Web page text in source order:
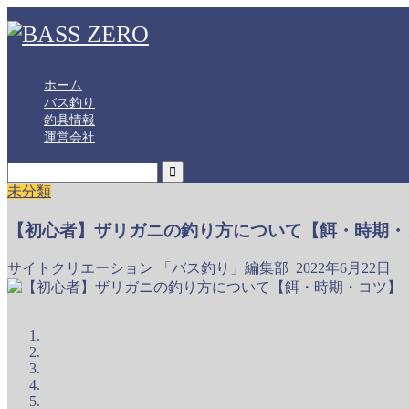
ホーム
バス釣り
釣具情報
運営会社
未分類
【初心者】ザリガニの釣り方について【餌・時期
サイトクリエーション 「バス釣り」編集部 2022年6月22日